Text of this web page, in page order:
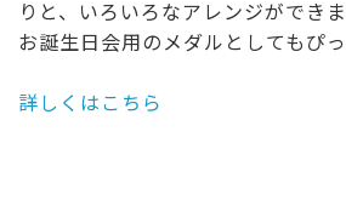
りと、いろいろなアレンジができ
お誕生日会用のメダルとしてもぴっ
詳しくはこちら